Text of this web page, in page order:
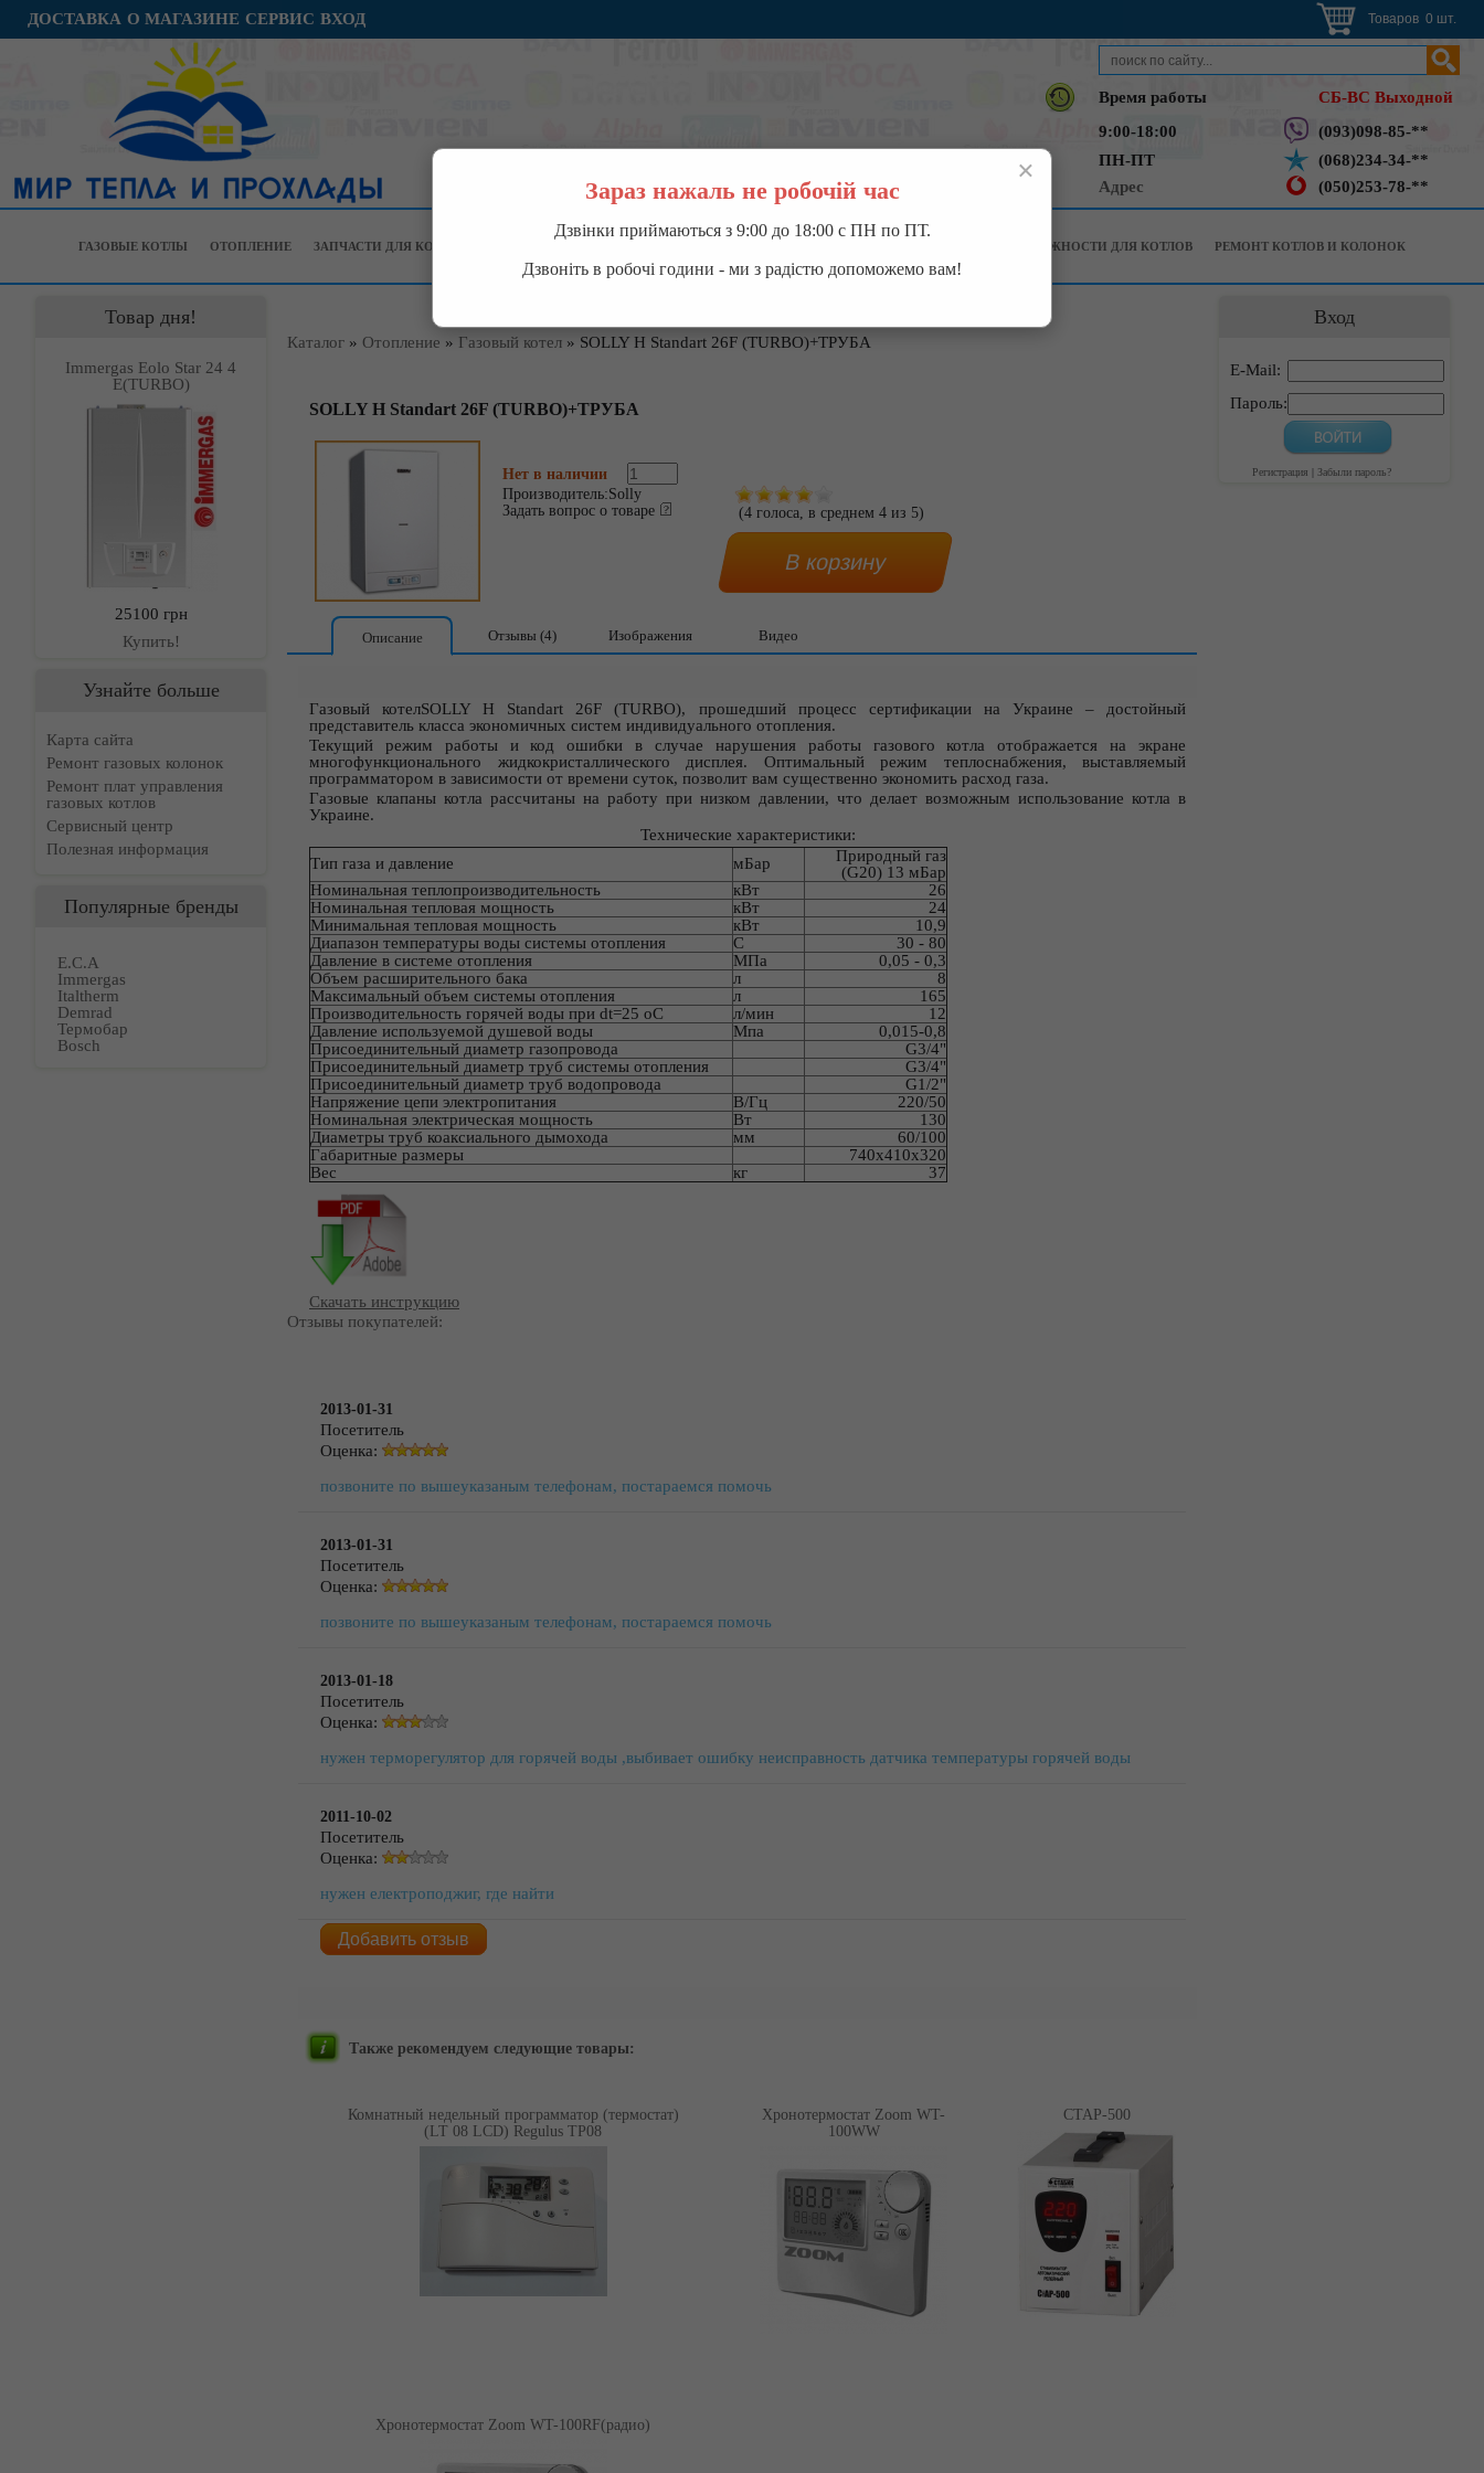
ДОСТАВКА О МАГАЗИНЕ СЕРВИС ВХОД Товаров 0 шт.
Время работы
СБ-ВС Выходной
9:00-18:00
(093)098-85-**
ПН-ПТ
(068)234-34-**
Адрес
(050)253-78-**
ГАЗОВЫЕ КОТЛЫ ОТОПЛЕНИЕ ЗАПЧАСТИ ДЛЯ КОТЛОВ ПРИНАДЛЕЖНОСТИ ДЛЯ КОТЛОВ РЕМОНТ КОТЛОВ И КОЛОНОК
Товар дня!
Immergas Eolo Star 24 4
Е(TURBO)
25100 грн
Купить!
Узнайте больше
Карта сайта
Ремонт газовых колонок
Ремонт плат управления
газовых котлов
Сервисный центр
Полезная информация
Популярные бренды
E.C.A
Immergas
Italtherm
Demrad
Термобар
Bosch
Каталог » Отопление » Газовый котел » SOLLY H Standart 26F (TURBO)+ТРУБА
SOLLY H Standart 26F (TURBO)+ТРУБА
Нет в наличии
Производитель:Solly
Задать вопрос о товаре
(4 голоса, в среднем 4 из 5)
Описание Отзывы (4) Изображения Видео
Газовый котелSOLLY H Standart 26F (TURBO), прошедший процесс сертификации на Украине – достойный
представитель класса экономичных систем индивидуального отопления.
Текущий режим работы и код ошибки в случае нарушения работы газового котла отображается на экране
многофункционального жидкокристаллического дисплея. Оптимальный режим теплоснабжения, выставляемый
программатором в зависимости от времени суток, позволит вам существенно экономить расход газа.
Газовые клапаны котла рассчитаны на работу при низком давлении, что делает возможным использование котла в
Украине.
Технические характеристики:
Тип газа и давление
мБар
Природный газ
(G20) 13 мБар
Номинальная теплопроизводительность
кВт
26
Номинальная тепловая мощность
кВт
24
Минимальная тепловая мощность
кВт
10,9
Диапазон температуры воды системы отопления
С
30 - 80
Давление в системе отопления
MПa
0,05 - 0,3
Объем расширительного бака
л
8
Максимальный объем системы отопления
л
165
Производительность горячей воды при dt=25 оС
л/мин
12
Давление используемой душевой воды
Мпа
0,015-0,8
Присоединительный диаметр газопровода
G3/4"
Присоединительный диаметр труб системы отопления
G3/4"
Присоединительный диаметр труб водопровода
G1/2"
Напряжение цепи электропитания
В/Гц
220/50
Номинальная электрическая мощность
Вт
130
Диаметры труб коаксиального дымохода
мм
60/100
Габаритные размеры
740x410x320
Вес
кг 37
Скачать инструкцию
Отзывы покупателей:
2013-01-31
Посетитель
Оценка:
позвоните по вышеуказаным телефонам, постараемся помочь
2013-01-31
Посетитель
Оценка:
позвоните по вышеуказаным телефонам, постараемся помочь
2013-01-18
Посетитель
Оценка:
нужен терморегулятор для горячей воды ,выбивает ошибку неисправность датчика температуры горячей воды
2011-10-02
Посетитель
Оценка:
нужен електроподжиг, где найти
Добавить отзыв
Также рекомендуем следующие товары:
Комнатный недельный программатор (термостат)
(LT 08 LCD) Regulus TP08
Хронотермостат Zoom WT-
100WW
СТАР-500
Хронотермостат Zoom WT-100RF(радио)
Вход
E-Mail:
Пароль:
Регистрация Забыли пароль?
×
Зараз нажаль не робочій час
Дзвінки приймаються з 9:00 до 18:00 с ПН по ПТ.
Дзвоніть в робочі години - ми з радістю допоможемо вам!